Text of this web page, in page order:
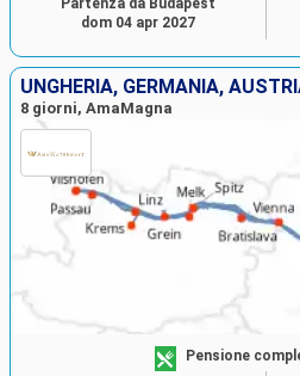
Partenza da Budapest
dom 04 apr 2027
UNGHERIA, GERMANIA,
8 giorni, AmaMagna
Pensione